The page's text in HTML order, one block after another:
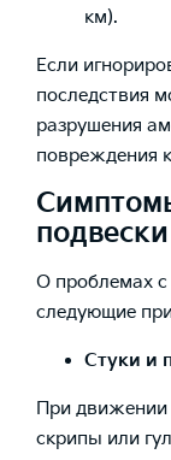
км).
Если
последствия
разрушения
повреждения
О проблемах с
следующие
Стуки и
При движении
скрипы или